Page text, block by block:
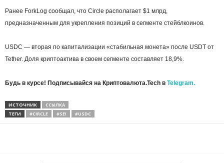
Ранее ForkLog сообщал, что Circle располагает $1 млрд,
предназначенным для укрепления позиций в сегменте стейблкоинов.
USDC — вторая по капитализации «стабильная монета» после USDT от
Tether. Доля криптоактива в своем сегменте составляет 18,9%.
Будь в курсе! Подписывайся на Криптовалюта.Tech в Telegram.
ИСТОЧНИК
ССЫЛКА
ТЕГИ
#CIRCLE #SEI #USDC